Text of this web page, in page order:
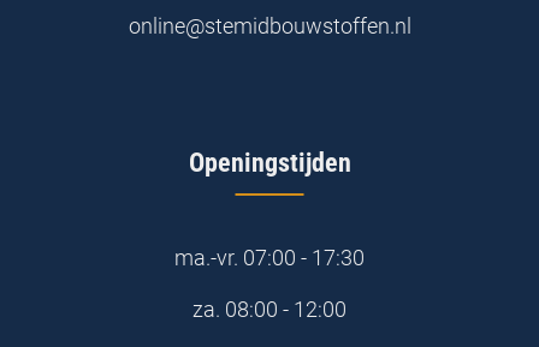
online@stemidbouwstoffen.nl
Openingstijden
ma.-vr. 07:00 - 17:30
za. 08:00 - 12:00